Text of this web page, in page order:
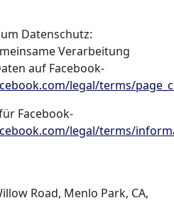
Datenschutz:
Verarbeitung
auf Facebook-
legal/terms/
Facebook-
legal/terms/
Road, Menlo Park, CA,